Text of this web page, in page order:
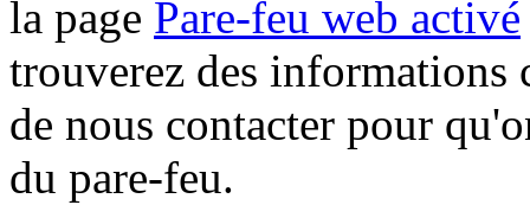
la page Pare-feu web activé
trouverez des informations
de nous contacter pour
du pare-feu.